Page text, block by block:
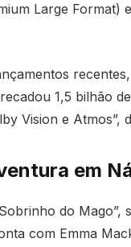
Large
1,5 bilhão
Vision e Atmos”,
em
do
com Emma